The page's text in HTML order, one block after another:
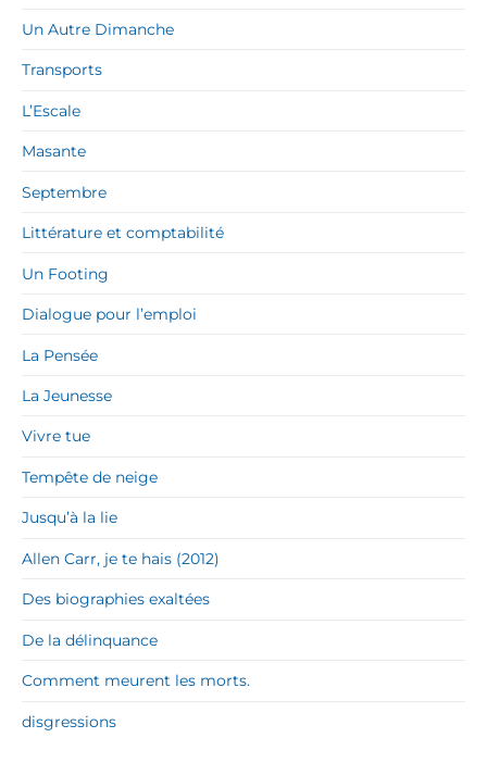
Un Autre Dimanche
Transports
L’Escale
Masante
Septembre
Littérature et comptabilité
Un Footing
Dialogue pour l’emploi
La Pensée
La Jeunesse
Vivre tue
Tempête de neige
Jusqu’à la lie
Allen Carr, je te hais (2012)
Des biographies exaltées
De la délinquance
Comment meurent les morts.
disgressions